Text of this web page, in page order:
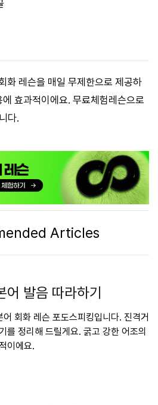
화 레슨을 매일 무제한으로 제공하
효과적이에요. 무료체험레슨으로
다.
Articles
발음 따라하기
회화 레슨 포도스피킹입니다. 진격거
를 정리해 드릴게요. 굵고 강한 어조의
이에요.